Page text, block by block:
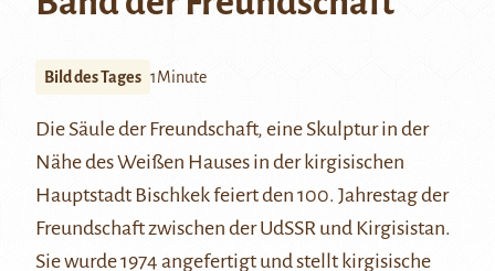
Bild des Tages 1Minute
Die Säule der Freundschaft, eine Skulptur in der
Nähe desWeißen Hauses in der kirgisischen
Hauptstadt Bischkek feiert den 100. Jahrestag der
Freundschaft zwischen der UdSSR und Kirgisistan.
Sie wurde 1974 angefertigt und stellt kirgisische